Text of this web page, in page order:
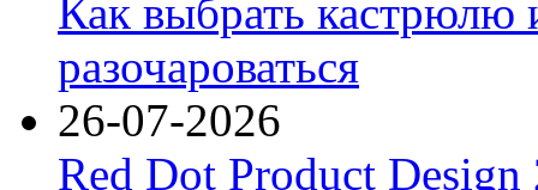
Как выбрать кастрюлю
разочароваться
26-07-2026
Red Dot Product Design